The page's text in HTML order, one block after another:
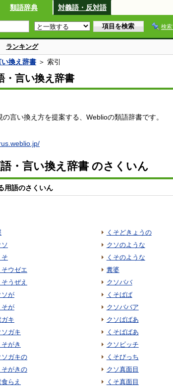
類語辞典 対義語・反対語
検索
ランキング
換え辞書 ＞ 索引
・言い換え辞書
言い換え方を提案する、Weblioの類語辞書です。
・言い換え辞書 のさくいん
用語のさくいん
ソ
そ
そウゼエ
そうぜえ
ソが
そが
ガキ
ソガキ
そがき
ソガキの
そがきの
らえ
くそどきょうの
クソのような
くそのような
糞婆
クソババ
くそばば
クソババア
クソばばあ
くそばばあ
クソビッチ
くそびっち
クソ真面目
くそ真面目